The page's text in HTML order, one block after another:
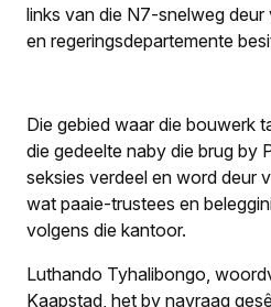
links van die N7-snelweg
en regeringsdepartemente
Die gebied waar die bouwerk
die gedeelte naby die brug by
seksies verdeel en word deur
wat paaie-trustees en
volgens die kantoor.
Luthando Tyhalibongo,
Kaapstad, het by navraag